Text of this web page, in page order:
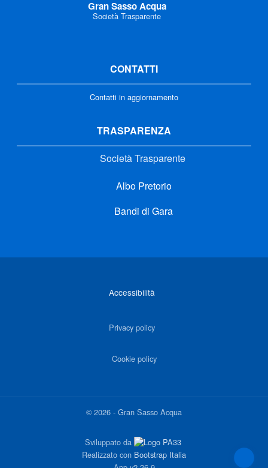
Gran Sasso Acqua
Società Trasparente
CONTATTI
Contatti in aggiornamento
TRASPARENZA
Società Trasparente
Albo Pretorio
Bandi di Gara
Accessibilità
Privacy policy
Cookie policy
©2026 - Gran Sasso Acqua
Sviluppato da
Realizzato con Bootstrap Italia